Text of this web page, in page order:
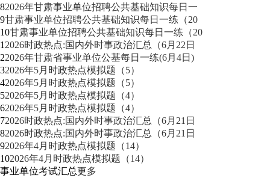
82026年甘肃事业单位招聘公共基础知识每日一
9甘肃事业单位招聘公共基础知识每日一练（20
10甘肃事业单位招聘公共基础知识每日一练（20
1 2026时政热点:国内外时事政治汇总（6月22日
22026年甘肃省事业单位公基每日一练(6月4日)
32026年5月时政热点模拟题（5）
42026年5月时政热点模拟题（5）
52026年5月时政热点模拟题（4）
62026年5月时政热点模拟题（4）
72026时政热点:国内外时事政治汇总（6月21日
82026时政热点:国内外时事政治汇总（6月21日
92026年4月时政热点模拟题（14）
102026年4月时政热点模拟题（14）
事业单位考试汇总更多